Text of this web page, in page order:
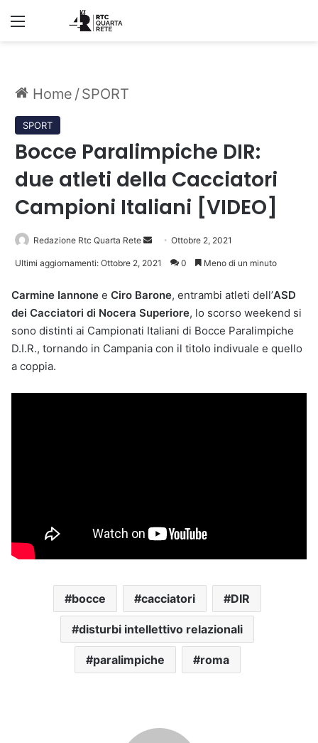
Menu
Home /SPORT
SPORT
Bocce Paralimpiche DIR:
due atleti della Cacciatori
Campioni Italiani [VIDEO]
Redazione Rtc Quarta Rete
Invia
un'email
Ottobre 2, 2021
Ultimi aggiornamenti: Ottobre 2, 2021 0 Meno di un minuto
Carmine Iannone e Ciro Barone, entrambi atleti dell’ASD
dei Cacciatori di Nocera Superiore, lo scorso weekend si
sono distinti ai Campionati Italiani di Bocce Paralimpiche
D.I.R., tornando in Campania con il titolo indivuale e quello
a coppia.
bocce cacciatori DIR
disturbi intellettivo relazionali
paralimpiche roma